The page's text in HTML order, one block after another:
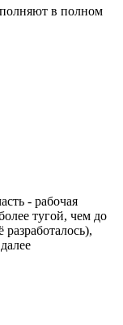
в полном
- рабочая
тугой, чем до